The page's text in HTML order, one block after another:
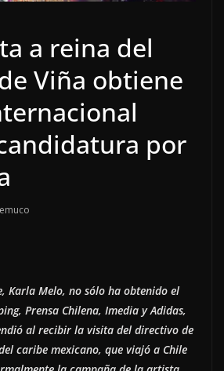
a reina del
Viña obtiene
por
Karla Melo, no sólo ha obtenido el
Prensa Chilena, Imedia y Adidas,
al recibir la visita del directivo de
caribe mexicano, que viajó a Chile